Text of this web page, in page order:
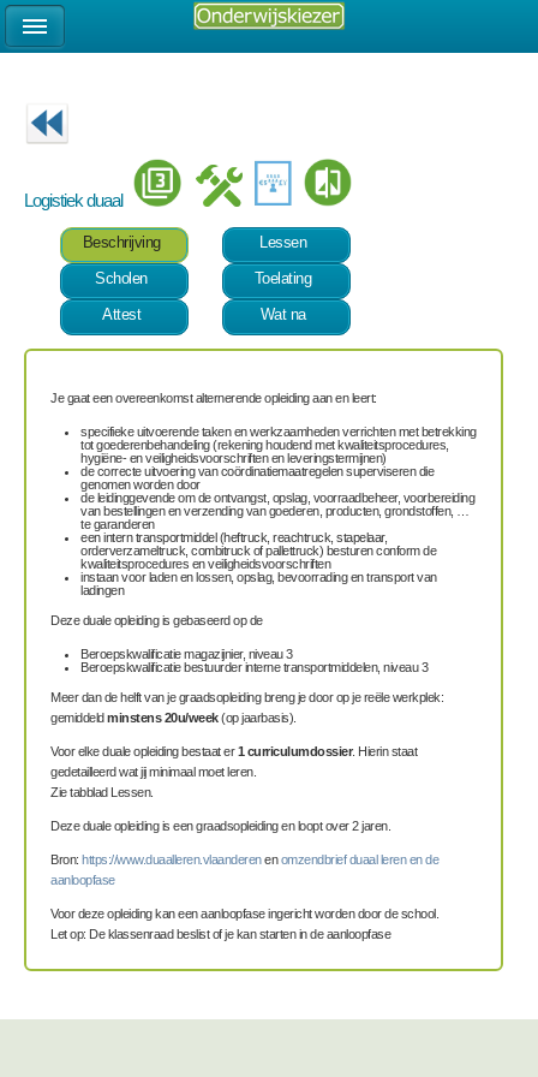
Logistiek duaal
Beschrijving
Lessen
Scholen
Toelating
Attest
Wat na
Je gaat een overeenkomst alternerende opleiding aan en leert:
specifieke uitvoerende taken en werkzaamheden verrichten met betrekking
tot goederenbehandeling (rekening houdend met kwaliteitsprocedures,
hygiëne- en veiligheidsvoorschriften en leveringstermijnen)
de correcte uitvoering van coördinatiemaatregelen superviseren die
genomen worden door
de leidinggevende om de ontvangst, opslag, voorraadbeheer, voorbereiding
van bestellingen en verzending van goederen, producten, grondstoffen, …
te garanderen
een intern transportmiddel (heftruck, reachtruck, stapelaar,
orderverzameltruck, combitruck of pallettruck) besturen conform de
kwaliteitsprocedures en veiligheidsvoorschriften
instaan voor laden en lossen, opslag, bevoorrading en transport van
ladingen
Deze duale opleiding is gebaseerd op de
Beroepskwalificatie magazijnier, niveau 3
Beroepskwalificatie bestuurder interne transportmiddelen, niveau 3
Meer dan de helft van je graadsopleiding breng je door op je reële werkplek:
gemiddeldminstens 20u/week(op jaarbasis).
Voor elke duale opleiding bestaat er1 curriculumdossier. Hierin staat
gedetailleerd wat jij minimaal moet leren.
Zie tabblad Lessen.
Deze duale opleiding is een graadsopleiding en loopt over 2 jaren.
Bron: https://www.duaalleren.vlaanderenenomzendbrief duaal leren en de
aanloopfase
Voor deze opleiding kan een aanloopfase ingericht worden door de school.
Let op: De klassenraad beslist of je kan starten in de aanloopfase